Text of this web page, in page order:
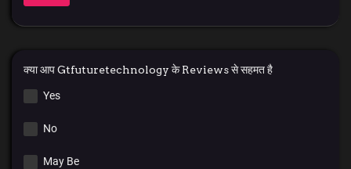
क्या आप Gtfuturetechnology के Reviews से सहमत है
Yes
No
May Be